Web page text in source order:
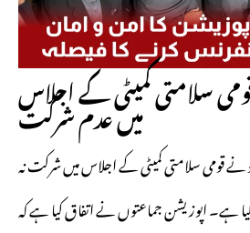
سلامتی کمیٹی کے اجلاس
میں عدم شرکت
نے قومی سلامتی کمیٹی کے اجلاس میں شرکت نہ
ہے۔ اپوزیشن جماعتوں نے اتفاق کیا ہے کہ